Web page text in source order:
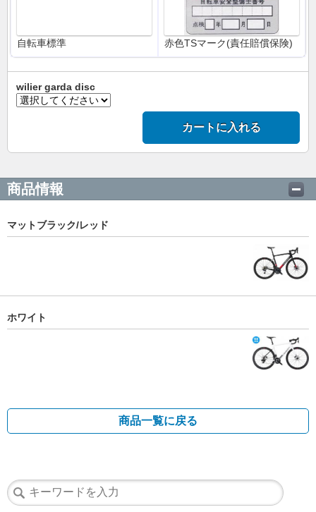
自転車標準 赤色TSマーク(責任賠償保険)
wilier garda disc
カートに入れる
商品情報
マットブラック/レッド
ホワイト
商品一覧に戻る